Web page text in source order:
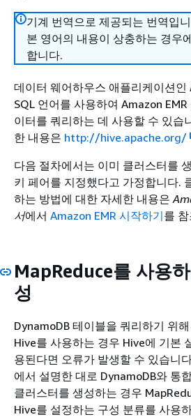
기계 번역으로 제공되는 번역입
본 영어의 내용이 상충하는 경우
합니다.
데이터 웨어하우스 애플리케이션인
SQL 언어를 사용하여 Amazon
이터를 쿼리하는 데 사용할 수 있습
한 내용은 http://hive.apache.org/
다음 절차에서는 이미 클러스터를
키 페어를 지정했다고 가정합니다.
하는 방법에 대한 자세한 내용은
서에서 Amazon EMR 시작하기를
MapReduce를 사용
성
DynamoDB 테이블을 쿼리하기 위
Hive를 사용하는 경우 Hive에 기본
용된다면 오류가 발생할 수 있습니
에서 설명한 대로 DynamoDB와 통
클러스터를 생성하는 경우
Hive를 설정하는 구성 분류를 사용